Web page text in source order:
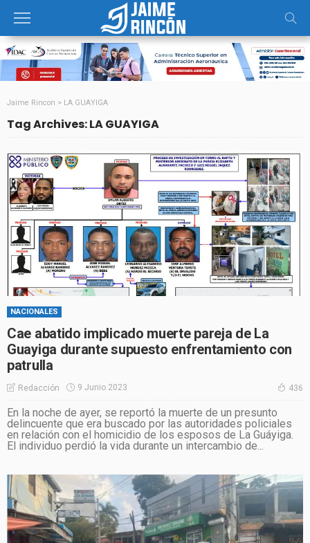
Jaime Rincon > LA GUAYIGA
Tag Archives: LA GUAYIGA
NACIONALES
Cae abatido implicado muerte pareja de La
Guayiga durante supuesto enfrentamiento con
patrulla
Redacción 9 Junio 2023 436
En la noche de ayer, se reportó la muerte de un presunto
delincuente que era buscado por las autoridades policiales
en relación con el homicidio de los esposos de La Guáyiga.
El individuo perdió la vida durante un intercambio de...